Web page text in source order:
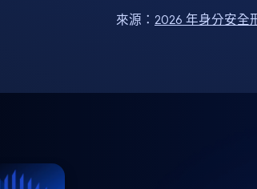
來源： 2026 年身分安全